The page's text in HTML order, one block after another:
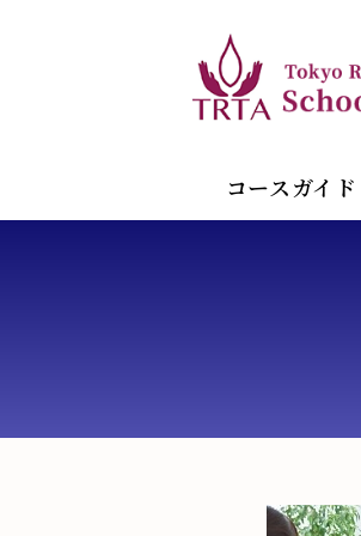
コースガイド